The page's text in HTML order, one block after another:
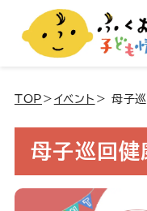
TOP ＞ イベント ＞ 母子
母子巡回健